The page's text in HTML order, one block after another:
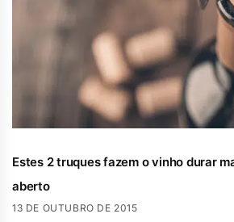
Estes 2 truques fazem o vinho durar
aberto
13 DE OUTUBRO DE 2015